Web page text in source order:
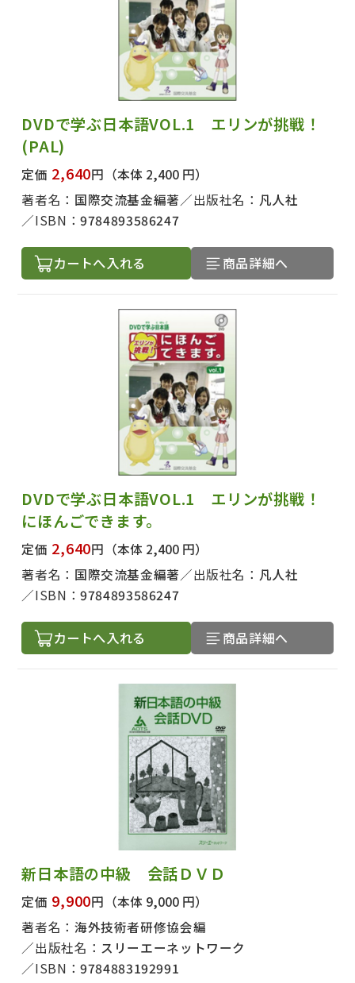
DVDで学ぶ日本語VOL.1 エリンが挑戦！
(PAL)
定価 2,640円 （本体 2,400 円）
著者名： 国際交流基金編著 出版社名： 凡人社
ISBN：9784893586247
カートへ入れる 商品詳細へ
DVDで学ぶ日本語VOL.1 エリンが挑戦！
にほんごできます。
定価 2,640円 （本体 2,400 円）
著者名： 国際交流基金編著 出版社名： 凡人社
ISBN：9784893586247
カートへ入れる 商品詳細へ
新日本語の中級 会話ＤＶＤ
定価 9,900円 （本体 9,000 円）
著者名： 海外技術者研修協会編
出版社名： スリーエーネットワーク
ISBN：9784883192991